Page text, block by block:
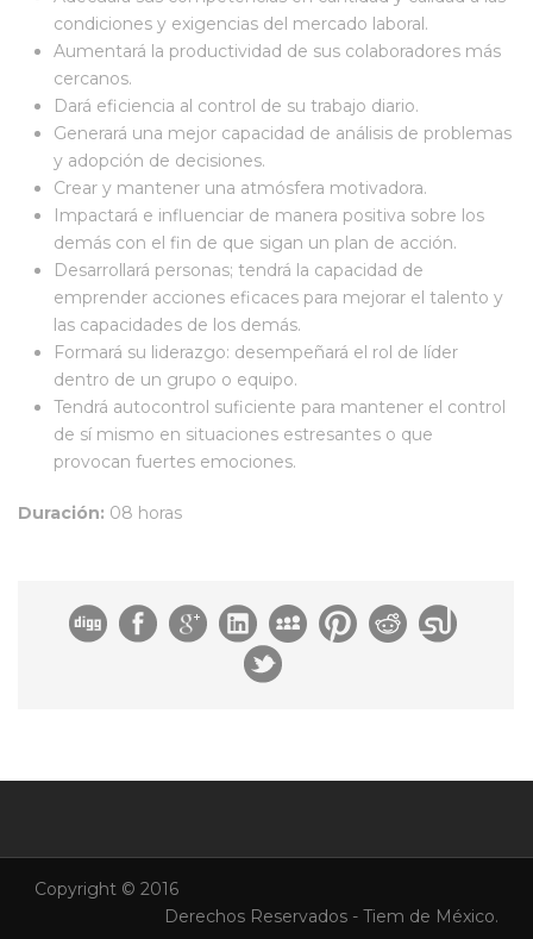
condiciones y exigencias del mercado laboral.
Aumentará la productividad de sus colaboradores más
cercanos.
Dará eficiencia al control de su trabajo diario.
Generará una mejor capacidad de análisis de problemas
y adopción de decisiones.
Crear y mantener una atmósfera motivadora.
Impactará e influenciar de manera positiva sobre los
demás con el fin de que sigan un plan de acción.
Desarrollará personas; tendrá la capacidad de
emprender acciones eficaces para mejorar el talento y
las capacidades de los demás.
Formará su liderazgo: desempeñará el rol de líder
dentro de un grupo o equipo.
Tendrá autocontrol suficiente para mantener el control
de sí mismo en situaciones estresantes o que
provocan fuertes emociones.
Duración: 08 horas
Copyright © 2016
Derechos Reservados - Tiem de México.